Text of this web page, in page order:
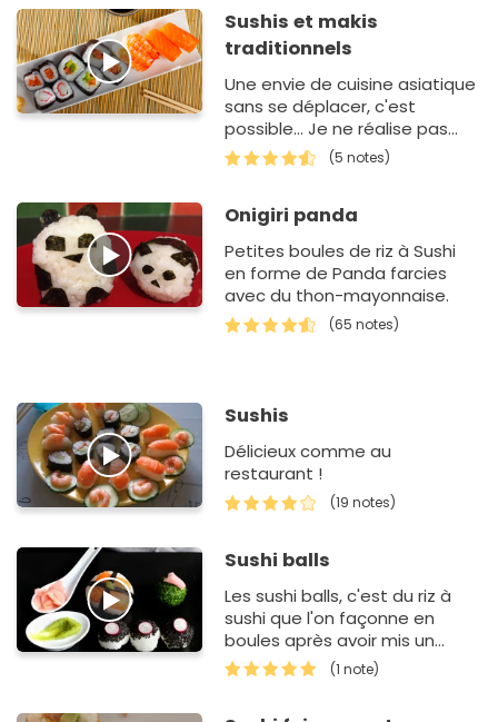
Sushis et makis
traditionnels
Une envie de cuisine asiatique
sans se déplacer, c'est
possible... Je ne réalise pas
cette recette avec du
poisson cru mais adapté avec
(5 notes)
Onigiri panda
Petites boules de riz à Sushi
en forme de Panda farcies
avec du thon-mayonnaise.
(65 notes)
Sushis
Délicieux comme au
restaurant !
(19 notes)
Sushi balls
Les sushi balls, c'est du riz à
sushi que l'on façonne en
boules après avoir mis un
ingrédient en son coeur ou sur
le dessus. C'est un g…
(1 note)